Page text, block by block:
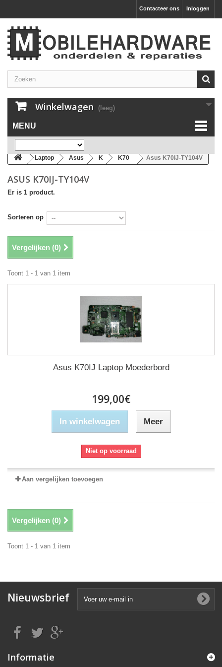
Inloggen
Contacteer ons
Winkelwagen (leeg)
MENU
Laptop Asus K K70 Asus K70IJ-TY104V
ASUS K70IJ-TY104V
Er is 1 product.
Sorteren op
Vergelijken (0)
Toont 1 - 1 van 1 item
Asus K70IJ Laptop Moederbord
199,00€
In winkelwagen Meer
Niet op voorraad
Aan vergelijken toevoegen
Vergelijken (0)
Toont 1 - 1 van 1 item
Nieuwsbrief
Informatie